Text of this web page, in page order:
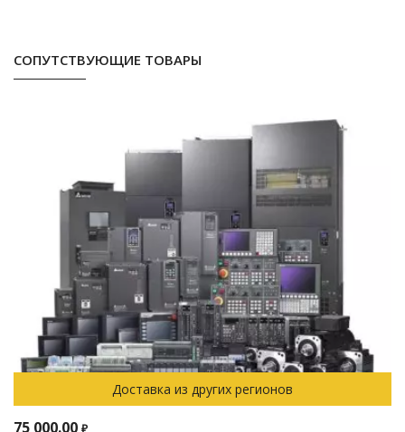
СОПУТСТВУЮЩИЕ ТОВАРЫ
Доставка из других регионов
75 000.00